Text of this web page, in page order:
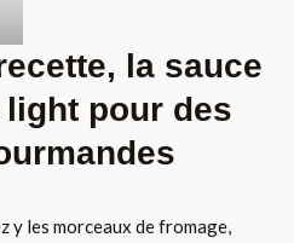
la sauce
pour des
y les morceaux de fromage,